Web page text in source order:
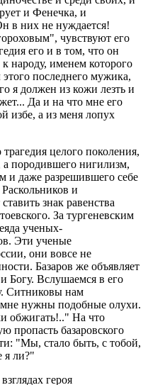
и Фенечка, и
в них не нуждается!
чувствуют его
его и в том, что он
народу, именем которого
последнего мужика,
я должен из кожи лезть и
Да и на что мне его
избе, а из меня лопух
целого поколения,
породившего нигилизм,
и даже разрешившего себе
и
знак равенства
За тургеневским
ученых-
Эти ученые
они вовсе не
Базаров же объявляет
Богу. Вслушаемся в его
Ситниковы нам
нужны подобные олухи.
обжигать!.." На что
пропасть базаровского
"Мы, стало быть, с тобой,
я ли?"
героя